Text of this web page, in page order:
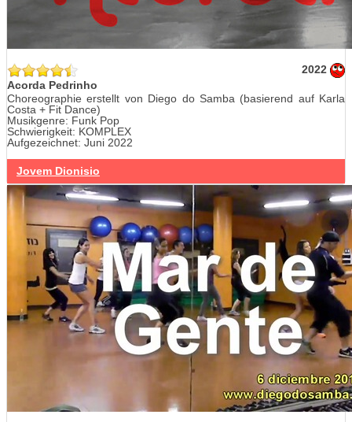
2022
Acorda Pedrinho
Choreographie erstellt von Diego do Samba (basierend auf Karla
Costa + Fit Dance)
Musikgenre: Funk Pop
Schwierigkeit: KOMPLEX
Aufgezeichnet: Juni 2022
Jovem Dionisio